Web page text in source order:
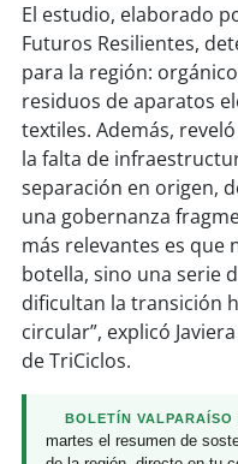
soysancarlos
soytalcahuano
soyconcepción
soycoronel
soy arauco
soy temuco
valdivia
El estudio, elaborado
Futuros Resilientes,
para la región:
residuos de aparatos
textiles. Además,
la falta de
separación en origen,
una gobernanza
más relevantes es que
botella, sino una serie
dificultan la transición
circular”, explicó
de TriCiclos.
BOLETÍN
martes el resumen de